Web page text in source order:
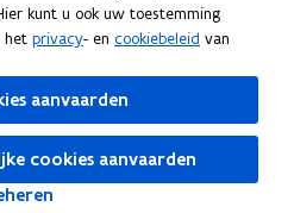
kunt u ook uw toestemming
het privacy- en cookiebeleid van
aanvaarden
cookies aanvaarden